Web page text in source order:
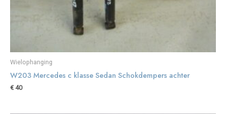
Wielophanging
W203 Mercedes c klasse Sedan Schokdempers achter
€40